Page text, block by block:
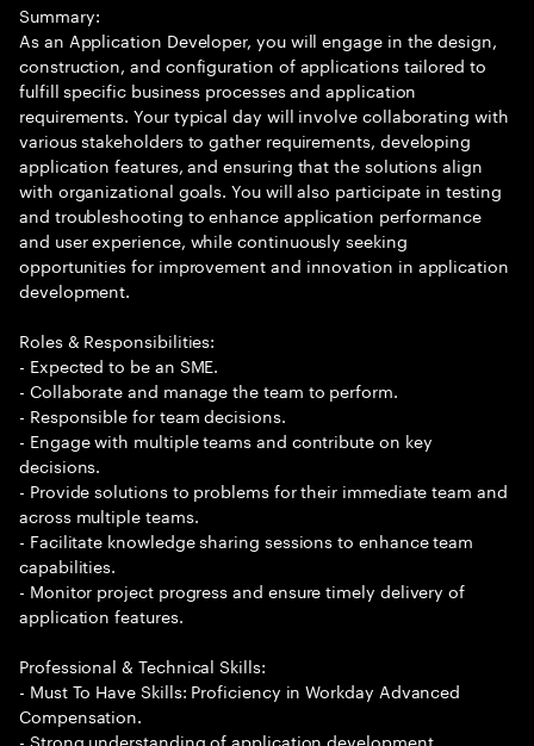
Summary:
As an Application Developer, you will engage in the design,
construction, and configuration of applications tailored to
fulfill specific business processes and application
requirements. Your typical day will involve collaborating with
various stakeholders to gather requirements, developing
application features, and ensuring that the solutions align
with organizational goals. You will also participate in testing
and troubleshooting to enhance application performance
and user experience, while continuously seeking
opportunities for improvement and innovation in application
development.
Roles & Responsibilities:
- Expected to be an SME.
- Collaborate and manage the team to perform.
- Responsible for team decisions.
- Engage with multiple teams and contribute on key
decisions.
- Provide solutions to problems for their immediate team and
across multiple teams.
- Facilitate knowledge sharing sessions to enhance team
capabilities.
- Monitor project progress and ensure timely delivery of
application features.
Professional & Technical Skills:
- Must To Have Skills: Proficiency in Workday Advanced
Compensation.
- Strong understanding of application development